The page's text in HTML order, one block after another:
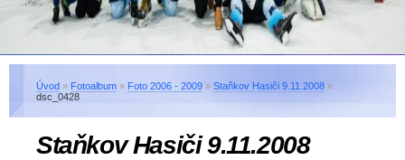
Úvod » Fotoalbum » Foto 2006 - 2009 » Staňkov Hasiči 9.11.2008 »
dsc_0428
Staňkov Hasiči 9.11.2008